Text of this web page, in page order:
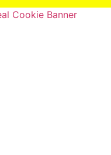
Cookie Banner